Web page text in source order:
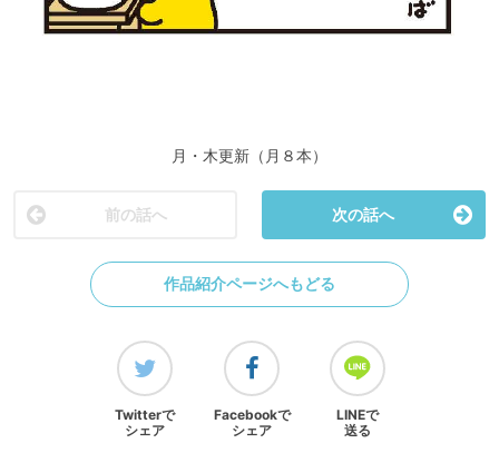
月・木更新（月８本）
前の話へ 次の話へ
作品紹介ページへもどる
Twitterで
シェア
Facebookで
シェア
LINEで
送る